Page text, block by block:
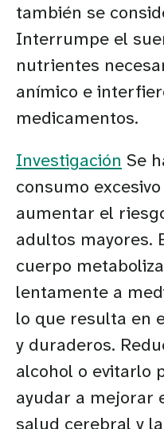
también se
Interrumpe el
nutrientes
anímico e
medicamentos.
Investigación Se
consumo
aumentar el
adultos mayores.
cuerpo
lentamente a
lo que resulta en
y duraderos.
alcohol o evitarlo
ayudar a mejorar
salud cerebral y